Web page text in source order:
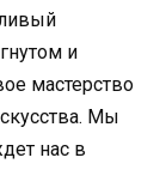
и
мастерство
Мы
нас в